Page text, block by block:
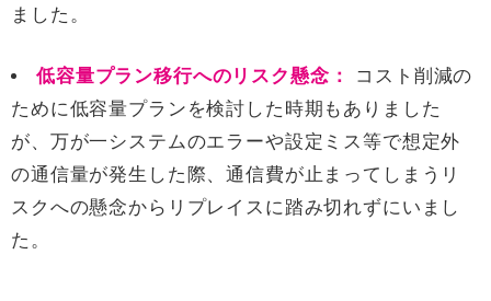
ました。
低容量プラン移行へのリスク懸念：
コスト削減の
ために低容量プランを検討した時期もありました
が、万が一システムのエラーや設定ミス等で想定外
の通信量が発生した際、通信費が止まってしまうリ
スクへの懸念からリプレイスに踏み切れずにいまし
た。